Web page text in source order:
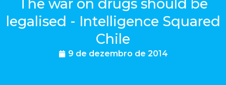
The war on drugs should be
legalised - Intelligence Squared
Chile
9 de dezembro de 2014